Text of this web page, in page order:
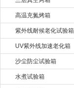
高温充氮烤箱
紫外线耐候老化试验箱
UV紫外线加速老化箱
沙尘防尘试验箱
水煮试验箱